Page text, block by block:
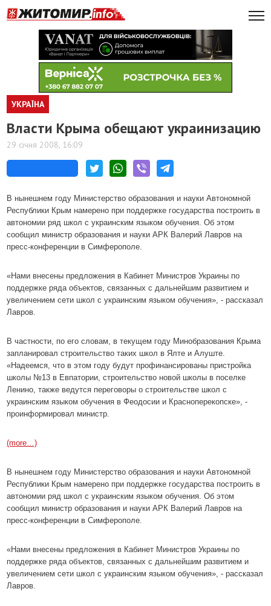
УКРАЇНА
Власти Крыма обещают украинизацию
29 січня 2008, 16:09
В нынешнем году Министерство образования и науки Автономной
Республики Крым намерено при поддержке государства построить в
автономии ряд школ с украинским языком обучения. Об этом
сообщил министр образования и науки АРК Валерий Лавров на
пресс-конференции в Симферополе.
«Нами внесены предложения в Кабинет Министров Украины по
поддержке ряда объектов, связанных с дальнейшим развитием и
увеличением сети школ с украинским языком обучения», - рассказал
Лавров.
В частности, по его словам, в текущем году Минобразования Крыма
запланировал строительство таких школ в Ялте и Алуште.
«Надеемся, что в этом году будут профинансированы пристройка
школы №13 в Евпатории, строительство новой школы в поселке
Ленино, также ведутся переговоры о строительстве школ с
украинским языком обучения в Феодосии и Красноперекопске», -
проинформировал министр.
(more…)
В нынешнем году Министерство образования и науки Автономной
Республики Крым намерено при поддержке государства построить в
автономии ряд школ с украинским языком обучения. Об этом
сообщил министр образования и науки АРК Валерий Лавров на
пресс-конференции в Симферополе.
«Нами внесены предложения в Кабинет Министров Украины по
поддержке ряда объектов, связанных с дальнейшим развитием и
увеличением сети школ с украинским языком обучения», - рассказал
Лавров.